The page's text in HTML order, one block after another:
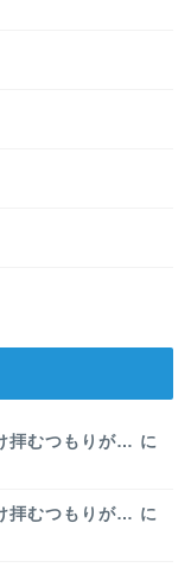
拝むつもりが… に
拝むつもりが… に